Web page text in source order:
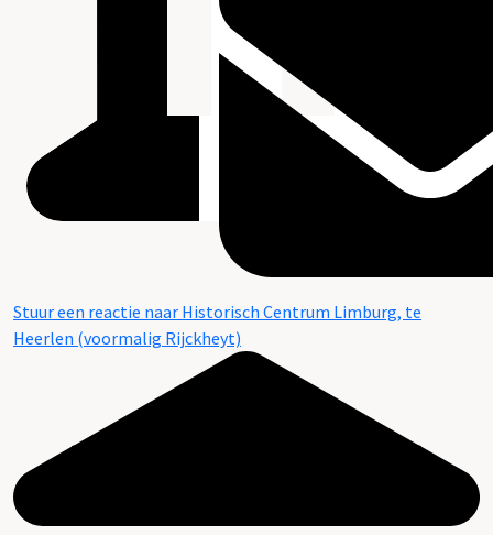
Stuur een reactie naar Historisch Centrum Limburg, te
Heerlen (voormalig Rijckheyt)